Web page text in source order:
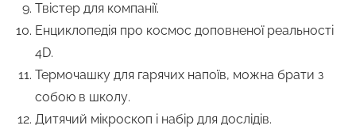
Твістер для компанії.
Енциклопедія про космос доповненої реальності
4D.
Термочашку для гарячих напоїв, можна брати з
собою в школу.
Дитячий мікроскоп і набір для дослідів.